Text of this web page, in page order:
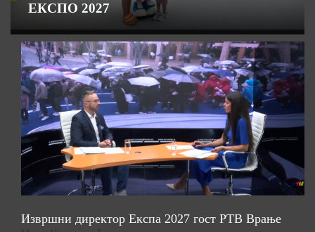
ЕКСПО 2027
Извршни директор Експа 2027 гост РТВ Врање